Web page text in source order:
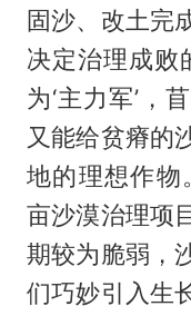
固沙、改土完
决定治理成败
为‘主力军’，
又能给贫瘠的
地的理想作物
亩沙漠治理项
期较为脆弱，
们巧妙引入生